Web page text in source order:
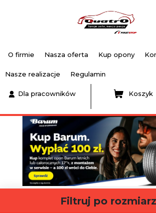
O firmie Nasza oferta Kup opony
Nasze realizacje Regulamin
Dla pracowników Koszyk
Filtruj po